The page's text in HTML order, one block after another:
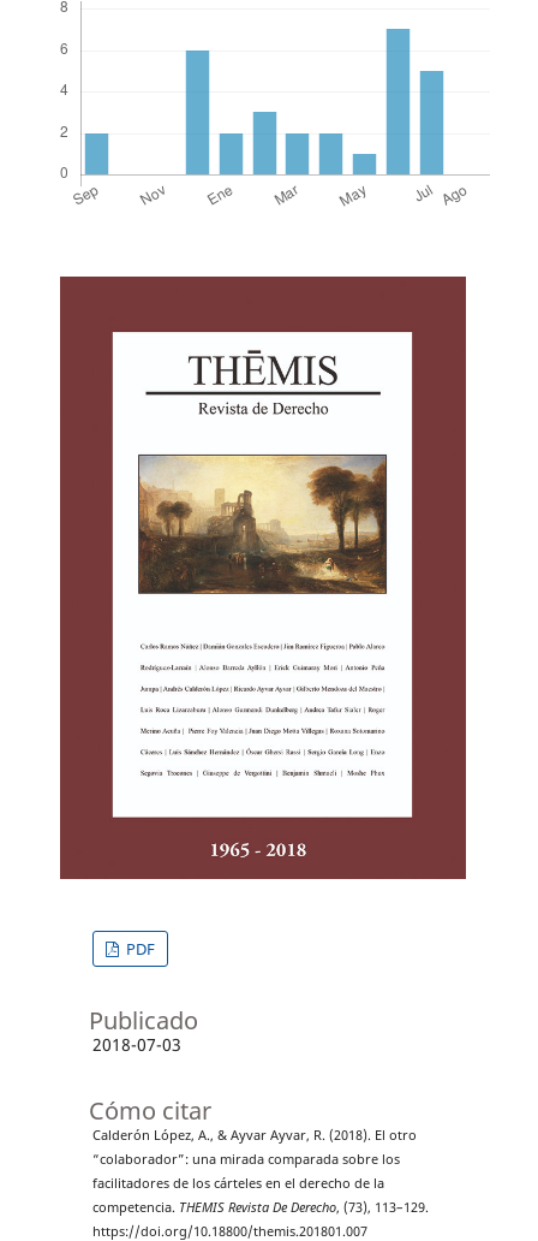
PDF
Publicado
2018-07-03
Cómo citar
Calderón López, A., & Ayvar Ayvar, R. (2018). El otro
“colaborador”: una mirada comparada sobre los
facilitadores de los cárteles en el derecho de la
competencia. THEMIS Revista De Derecho, (73), 113–129.
https://doi.org/10.18800/themis.201801.007